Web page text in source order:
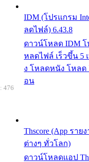
IDM (โปรแกรม
ลดไฟล์) 6.43.8
ดาวน์โหลด IDM โ
หลดไฟล์ เร็วขึ้น 5
ง โหลดหนัง โหลด
อน
Thscore (App รา
ต่างๆ ทั่วโลก)
ดาวน์โหลดแอป
476